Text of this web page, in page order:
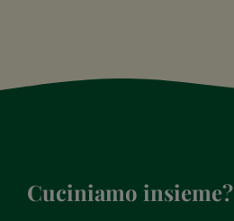
Cuciniamo insieme?